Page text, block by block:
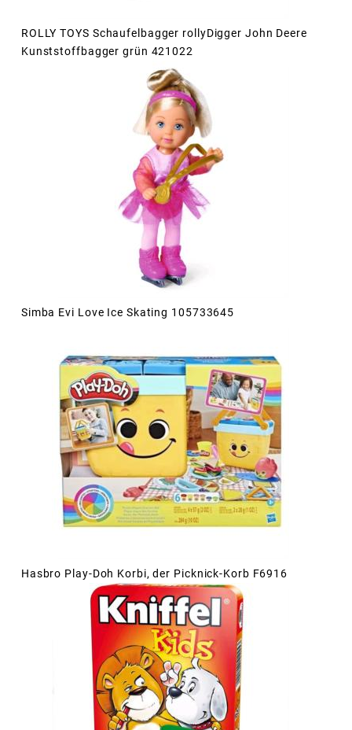
ROLLY TOYS Schaufelbagger rollyDigger John Deere
Kunststoffbagger grün 421022
Simba Evi Love Ice Skating 105733645
Hasbro Play-Doh Korbi, der Picknick-Korb F6916